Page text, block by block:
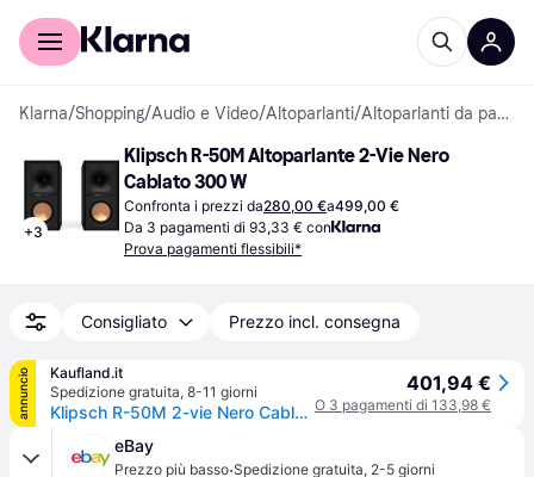
Per il tuo shopping
Klarna/Shopping/Audio e Video/Altoparlanti/ Altoparlanti da pavimento e surround
+3
Klipsch R-50M Altoparlante 2-Vie Nero
Cablato 300 W
Confronta i prezzi da280,00 €a499,00 €
Da 3 pagamenti di 93,33 € con
Prova pagamenti flessibili*
Consigliato Prezzo incl. consegna
annuncio
Kaufland.it
Spedizione gratuita, 8-11 giorni
Klipsch R-50M 2-vie Nero Cablato 300 W
401,94 €
O 3 pagamenti di 133,98 €
eBay
Prezzo più basso·Spedizione gratuita, 2-5 giorni